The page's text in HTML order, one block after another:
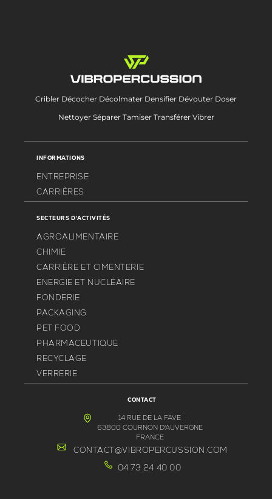
Cribler Décocher Décolmater Densifier Dévouter Doser
Nettoyer Séparer Tamiser Transférer Vibrer
INFORMATIONS
ENTREPRISE
CARRIÈRES
SECTEURS D'ACTIVITÉS
AGROALIMENTAIRE
CHIMIE
CARRIÈRE ET CIMENTERIE
ENERGIE ET NUCLÉAIRE
FONDERIE
PACKAGING
PET FOOD
PHARMACEUTIQUE
RECYCLAGE
VERRERIE
CONTACT
14 RUE DE LA FAVE
63800 COURNON D'AUVERGNE
FRANCE
CONTACT@VIBROPERCUSSION.COM
04 73 24 40 00